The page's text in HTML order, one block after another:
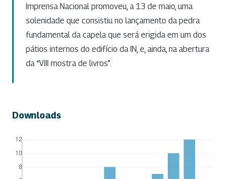
Imprensa Nacional promoveu, a 13 de maio, uma
solenidade que consistiu no lançamento da pedra
fundamental da capela que será erigida em um dos
pátios internos do edifício da IN, e, ainda, na abertura
da “VIII mostra de livros”.
Downloads